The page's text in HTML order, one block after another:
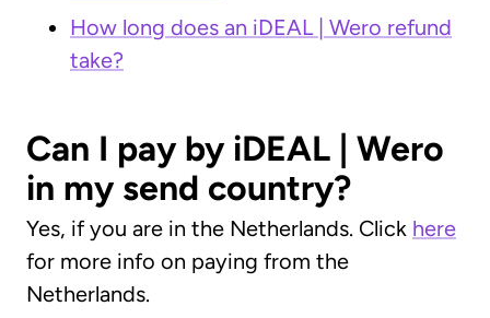
How long does an iDEAL | Wero refund
take?
Can I pay by iDEAL | Wero
in my send country?
Yes, if you are in the Netherlands. Click here
for more info on paying from the
Netherlands.